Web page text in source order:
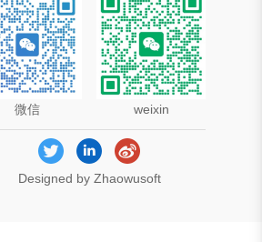
weixin
微信
Designed by Zhaowusoft